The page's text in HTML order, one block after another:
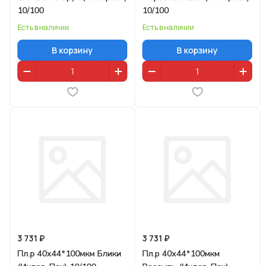
10/100
Есть в наличии
В корзину
10/100
Есть в наличии
В корзину
3 731 ₽
Пл.р 40х44*100мкм Блики
3 731 ₽
Пл.р 40х44*100мкм